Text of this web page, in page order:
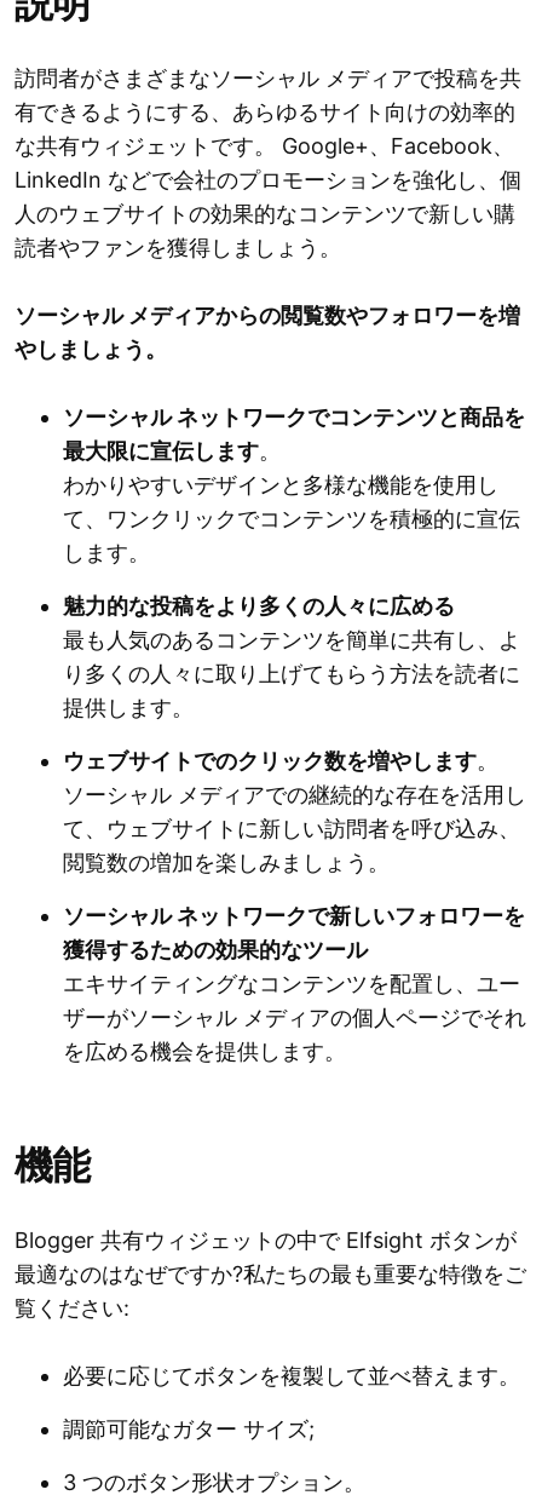
訪問者がさまざまなソーシャル メディアで投稿を共
有できるようにする、あらゆるサイト向けの効率的
な共有ウィジェットです。 Google+、Facebook、
LinkedIn などで会社のプロモーションを強化し、個
人のウェブサイトの効果的なコンテンツで新しい購
読者やファンを獲得しましょう。
ソーシャル メディアからの閲覧数やフォロワーを増
やしましょう。
ソーシャル ネットワークでコンテンツと商品を
最大限に宣伝します。
わかりやすいデザインと多様な機能を使用し
て、ワンクリックでコンテンツを積極的に宣伝
します。
魅力的な投稿をより多くの人々に広める
最も人気のあるコンテンツを簡単に共有し、よ
り多くの人々に取り上げてもらう方法を読者に
提供します。
ウェブサイトでのクリック数を増やします。
ソーシャル メディアでの継続的な存在を活用し
て、ウェブサイトに新しい訪問者を呼び込み、
閲覧数の増加を楽しみましょう。
ソーシャル ネットワークで新しいフォロワーを
獲得するための効果的なツール
エキサイティングなコンテンツを配置し、ユー
ザーがソーシャル メディアの個人ページでそれ
を広める機会を提供します。
機能
Blogger 共有ウィジェットの中で Elfsight ボタンが
最適なのはなぜですか?私たちの最も重要な特徴をご
覧ください:
必要に応じてボタンを複製して並べ替えます。
調節可能なガター サイズ;
3 つのボタン形状オプション。